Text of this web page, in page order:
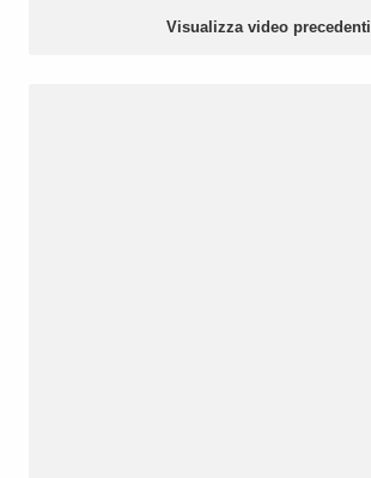
Visualizza video precedenti